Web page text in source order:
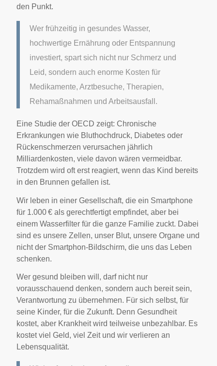
den Punkt.
Wer frühzeitig in gesundes Wasser,
hochwertige Ernährung oder Entspannung
investiert, spart sich nicht nur Schmerz und
Leid, sondern auch enorme Kosten für
Medikamente, Arztbesuche, Therapien,
Rehamaßnahmen und Arbeitsausfall.
Eine Studie der OECD zeigt: Chronische
Erkrankungen wie Bluthochdruck, Diabetes oder
Rückenschmerzen verursachen jährlich
Milliardenkosten, viele davon wären vermeidbar.
Trotzdem wird oft erst reagiert, wenn das Kind bereits
in den Brunnen gefallen ist.
Wir leben in einer Gesellschaft, die ein Smartphone
für 1.000 € als gerechtfertigt empfindet, aber bei
einem Wasserfilter für die ganze Familie zuckt. Dabei
sind es unsere Zellen, unser Blut, unsere Organe und
nicht der Smartphon-Bildschirm, die uns das Leben
schenken.
Wer gesund bleiben will, darf nicht nur
vorausschauend denken, sondern auch bereit sein,
Verantwortung zu übernehmen. Für sich selbst, für
seine Kinder, für die Zukunft. Denn Gesundheit
kostet, aber Krankheit wird teilweise unbezahlbar. Es
kostet viel Geld, viel Zeit und wir verlieren an
Lebensqualität.